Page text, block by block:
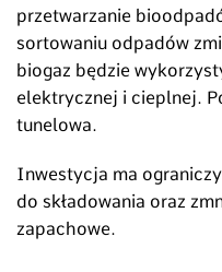
przetwarzanie
sortowaniu odpadów
biogaz będzie
elektrycznej i cieplnej.
tunelowa.
Inwestycja ma
do składowania oraz
zapachowe.